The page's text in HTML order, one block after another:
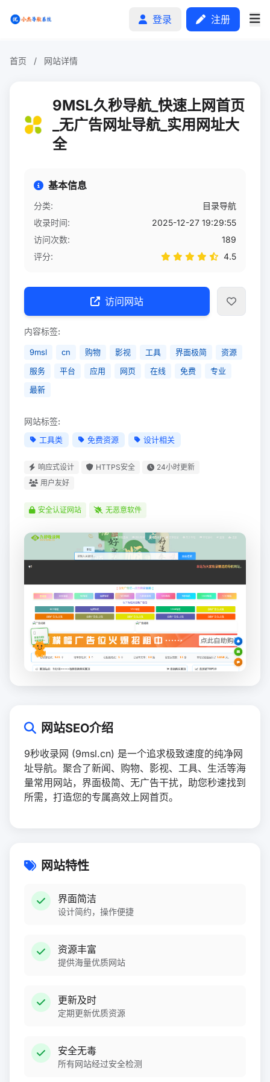
登录 注册
分类排行
申请收录
自助广告
首页 / 网站详情
9MSL久秒导航_快速上网首页
_无广告网址导航_实用网址大
全
基本信息
分类:
目录导航
收录时间:
2025-12-27 19:29:55
访问次数:
189
评分:
4.5
访问网站
内容标签:
9msl cn 购物 影视 工具 界面极简
资源
服务
平台 应用 网页 在线 免费
专业
最新
网站标签:
工具类 免费资源 设计相关
响应式设计 HTTPS安全
24小时更新
用户友好
安全认证网站 无恶意软件
网站SEO介绍
9秒收录网 (9msl.cn) 是一个追求极致速度的纯净网
址导航。聚合了新闻、购物、影视、工具、生活等海
量常用网站，界面极简、无广告干扰，助您秒速找到
所需，打造您的专属高效上网首页。
网站特性
界面简洁
设计简约，操作便捷
资源丰富
提供海量优质网站
更新及时
定期更新优质资源
安全无毒
所有网站经过安全检测